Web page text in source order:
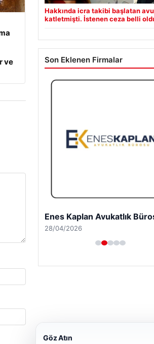
ve
Hakkında icra takibi başlatan
katletmişti. İstenen ceza belli
Son Eklenen Firmalar
Enes Kaplan Avukatlık
28/04/2026
Göz Atın